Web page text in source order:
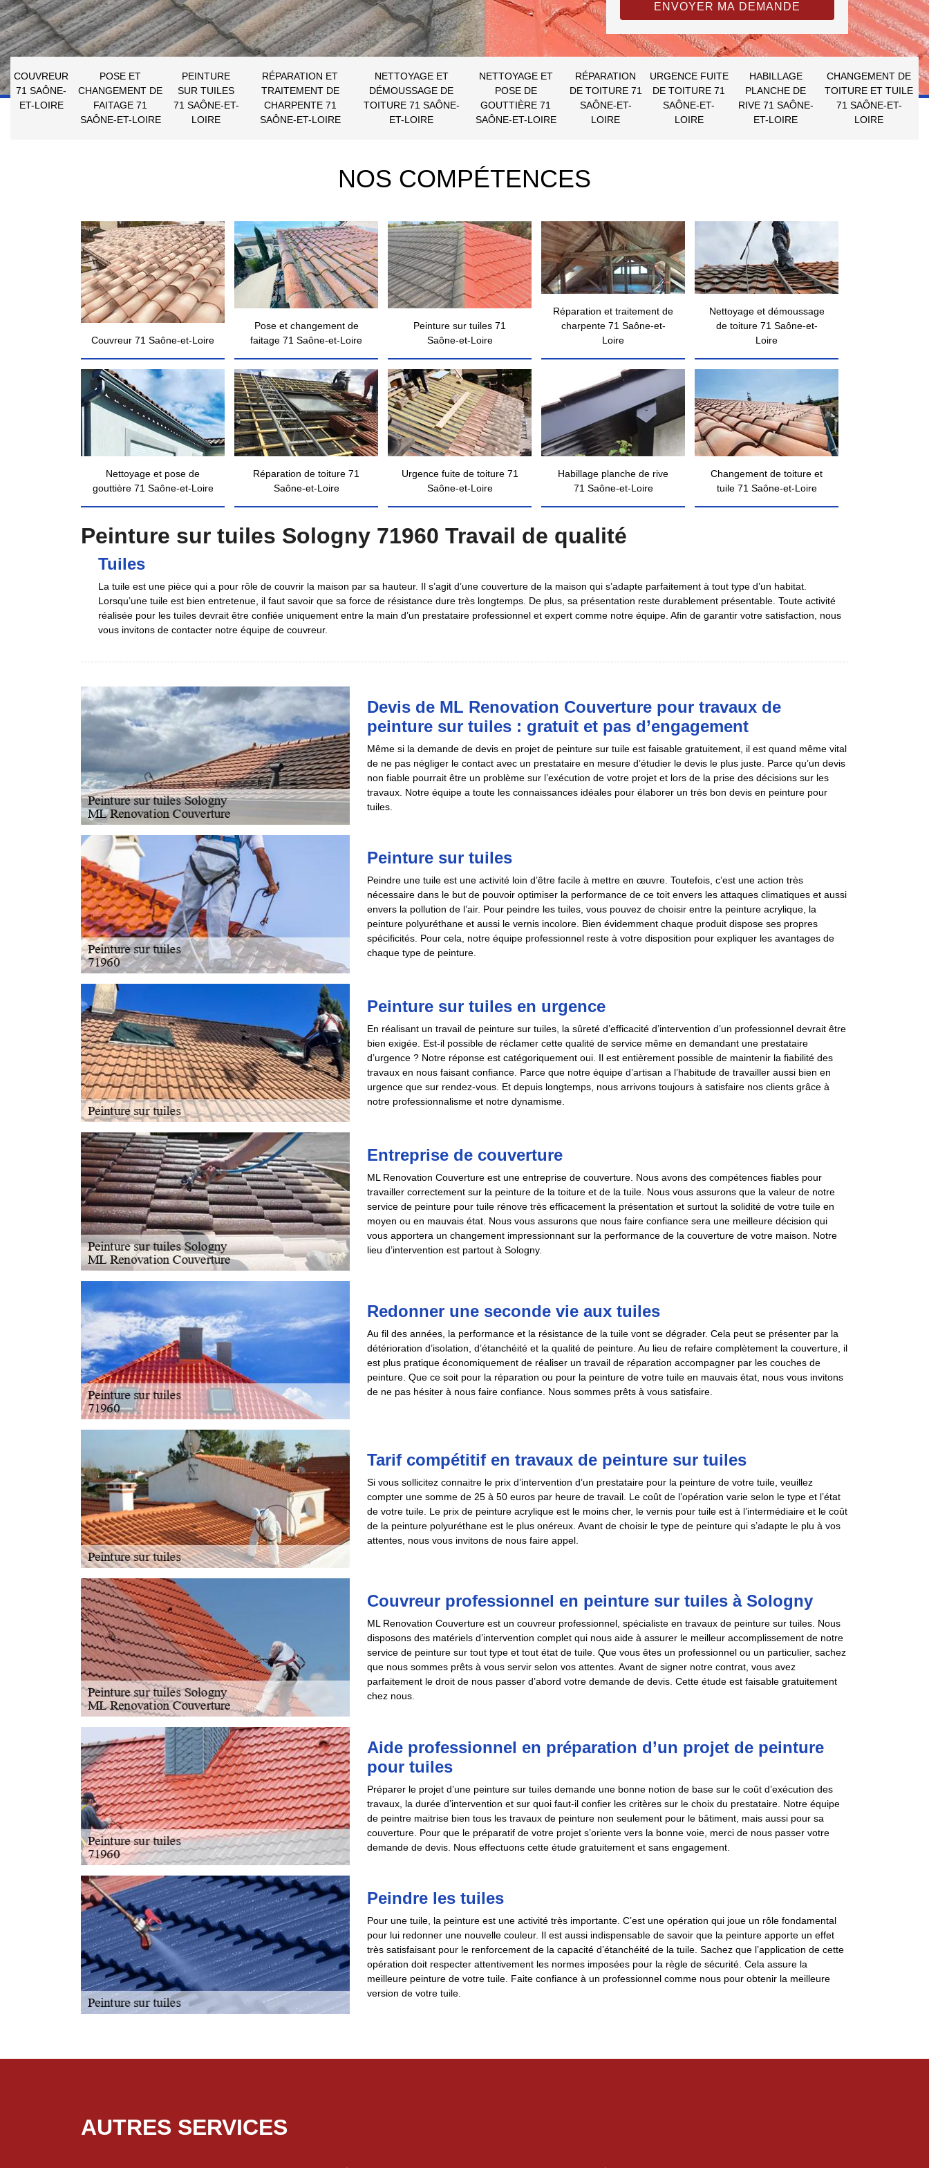
COUVREUR
71 SAÔNE-
ET-LOIRE
POSE ET
CHANGEMENT DE
FAITAGE 71
SAÔNE-ET-LOIRE
PEINTURE
SUR TUILES
71 SAÔNE-ET-
LOIRE
RÉPARATION ET
TRAITEMENT DE
CHARPENTE 71
SAÔNE-ET-LOIRE
NETTOYAGE ET
DÉMOUSSAGE DE
TOITURE 71 SAÔNE-
ET-LOIRE
NETTOYAGE ET
POSE DE
GOUTTIÈRE 71
SAÔNE-ET-LOIRE
RÉPARATION
DE TOITURE 71
SAÔNE-ET-
LOIRE
URGENCE FUITE
DE TOITURE 71
SAÔNE-ET-
LOIRE
HABILLAGE
PLANCHE DE
RIVE 71 SAÔNE-
ET-LOIRE
CHANGEMENT DE
TOITURE ET TUILE
71 SAÔNE-ET-
LOIRE
NOS COMPÉTENCES
Couvreur 71 Saône-et-Loire
Pose et changement de
faitage 71 Saône-et-Loire
Peinture sur tuiles 71
Saône-et-Loire
Réparation et traitement de
charpente 71 Saône-et-
Loire
Nettoyage et démoussage
de toiture 71 Saône-et-
Loire
Nettoyage et pose de
gouttière 71 Saône-et-Loire
Réparation de toiture 71
Saône-et-Loire
Urgence fuite de toiture 71
Saône-et-Loire
Habillage planche de rive
71 Saône-et-Loire
Changement de toiture et
tuile 71 Saône-et-Loire
Peinture sur tuiles Sologny 71960 Travail de qualité
Tuiles
La tuile est une pièce qui a pour rôle de couvrir la maison par sa hauteur. Il s’agit d’une couverture de la maison qui s’adapte parfaitement à tout type d’un habitat.
Lorsqu’une tuile est bien entretenue, il faut savoir que sa force de résistance dure très longtemps. De plus, sa présentation reste durablement présentable. Toute activité
réalisée pour les tuiles devrait être confiée uniquement entre la main d’un prestataire professionnel et expert comme notre équipe. Afin de garantir votre satisfaction, nous
vous invitons de contacter notre équipe de couvreur.
Devis de ML Renovation Couverture pour travaux de
peinture sur tuiles : gratuit et pas d’engagement
Même si la demande de devis en projet de peinture sur tuile est faisable gratuitement, il est quand même vital
de ne pas négliger le contact avec un prestataire en mesure d’étudier le devis le plus juste. Parce qu’un devis
non fiable pourrait être un problème sur l’exécution de votre projet et lors de la prise des décisions sur les
travaux. Notre équipe a toute les connaissances idéales pour élaborer un très bon devis en peinture pour
tuiles.
Peinture sur tuiles
Peindre une tuile est une activité loin d’être facile à mettre en œuvre. Toutefois, c’est une action très
nécessaire dans le but de pouvoir optimiser la performance de ce toit envers les attaques climatiques et aussi
envers la pollution de l’air. Pour peindre les tuiles, vous pouvez de choisir entre la peinture acrylique, la
peinture polyuréthane et aussi le vernis incolore. Bien évidemment chaque produit dispose ses propres
spécificités. Pour cela, notre équipe professionnel reste à votre disposition pour expliquer les avantages de
chaque type de peinture.
Peinture sur tuiles en urgence
En réalisant un travail de peinture sur tuiles, la sûreté d’efficacité d’intervention d’un professionnel devrait être
bien exigée. Est-il possible de réclamer cette qualité de service même en demandant une prestataire
d’urgence ? Notre réponse est catégoriquement oui. Il est entièrement possible de maintenir la fiabilité des
travaux en nous faisant confiance. Parce que notre équipe d’artisan a l’habitude de travailler aussi bien en
urgence que sur rendez-vous. Et depuis longtemps, nous arrivons toujours à satisfaire nos clients grâce à
notre professionnalisme et notre dynamisme.
Entreprise de couverture
ML Renovation Couverture est une entreprise de couverture. Nous avons des compétences fiables pour
travailler correctement sur la peinture de la toiture et de la tuile. Nous vous assurons que la valeur de notre
service de peinture pour tuile rénove très efficacement la présentation et surtout la solidité de votre tuile en
moyen ou en mauvais état. Nous vous assurons que nous faire confiance sera une meilleure décision qui
vous apportera un changement impressionnant sur la performance de la couverture de votre maison. Notre
lieu d’intervention est partout à Sologny.
Redonner une seconde vie aux tuiles
Au fil des années, la performance et la résistance de la tuile vont se dégrader. Cela peut se présenter par la
détérioration d’isolation, d’étanchéité et la qualité de peinture. Au lieu de refaire complètement la couverture, il
est plus pratique économiquement de réaliser un travail de réparation accompagner par les couches de
peinture. Que ce soit pour la réparation ou pour la peinture de votre tuile en mauvais état, nous vous invitons
de ne pas hésiter à nous faire confiance. Nous sommes prêts à vous satisfaire.
Tarif compétitif en travaux de peinture sur tuiles
Si vous sollicitez connaitre le prix d’intervention d’un prestataire pour la peinture de votre tuile, veuillez
compter une somme de 25 à 50 euros par heure de travail. Le coût de l’opération varie selon le type et l’état
de votre tuile. Le prix de peinture acrylique est le moins cher, le vernis pour tuile est à l’intermédiaire et le coût
de la peinture polyuréthane est le plus onéreux. Avant de choisir le type de peinture qui s’adapte le plu à vos
attentes, nous vous invitons de nous faire appel.
Couvreur professionnel en peinture sur tuiles à Sologny
ML Renovation Couverture est un couvreur professionnel, spécialiste en travaux de peinture sur tuiles. Nous
disposons des matériels d’intervention complet qui nous aide à assurer le meilleur accomplissement de notre
service de peinture sur tout type et tout état de tuile. Que vous êtes un professionnel ou un particulier, sachez
que nous sommes prêts à vous servir selon vos attentes. Avant de signer notre contrat, vous avez
parfaitement le droit de nous passer d’abord votre demande de devis. Cette étude est faisable gratuitement
chez nous.
Aide professionnel en préparation d’un projet de peinture
pour tuiles
Préparer le projet d’une peinture sur tuiles demande une bonne notion de base sur le coût d’exécution des
travaux, la durée d’intervention et sur quoi faut-il confier les critères sur le choix du prestataire. Notre équipe
de peintre maitrise bien tous les travaux de peinture non seulement pour le bâtiment, mais aussi pour sa
couverture. Pour que le préparatif de votre projet s’oriente vers la bonne voie, merci de nous passer votre
demande de devis. Nous effectuons cette étude gratuitement et sans engagement.
Peindre les tuiles
Pour une tuile, la peinture est une activité très importante. C’est une opération qui joue un rôle fondamental
pour lui redonner une nouvelle couleur. Il est aussi indispensable de savoir que la peinture apporte un effet
très satisfaisant pour le renforcement de la capacité d’étanchéité de la tuile. Sachez que l’application de cette
opération doit respecter attentivement les normes imposées pour la règle de sécurité. Cela assure la
meilleure peinture de votre tuile. Faite confiance à un professionnel comme nous pour obtenir la meilleure
version de votre tuile.
AUTRES SERVICES